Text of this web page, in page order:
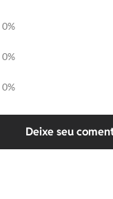
0%
0%
0%
Deixe seu